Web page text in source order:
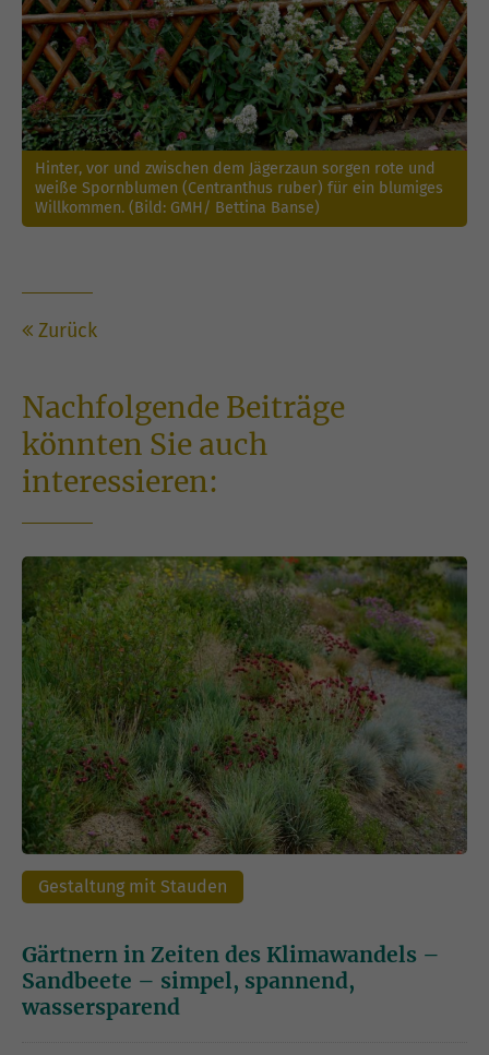
Hinter, vor und zwischen dem Jägerzaun sorgen rote und
weiße Spornblumen (Centranthus ruber) für ein blumiges
Willkommen. (Bild: GMH/ Bettina Banse)
Zurück
Nachfolgende Beiträge
könnten Sie auch
interessieren:
Gestaltung mit Stauden
Gärtnern in Zeiten des Klimawandels –
Sandbeete – simpel, spannend,
wassersparend